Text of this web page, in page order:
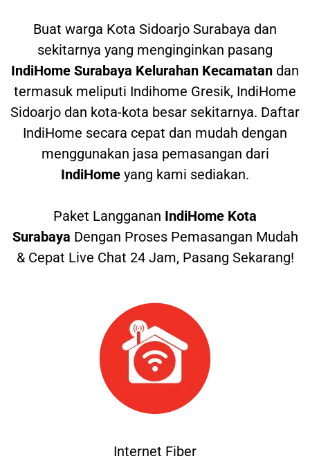
Buat warga Kota Sidoarjo Surabaya dan
sekitarnya yang menginginkan pasang
IndiHome Surabaya Kelurahan Kecamatan dan
termasuk meliputi Indihome Gresik, IndiHome
Sidoarjo dan kota-kota besar sekitarnya. Daftar
IndiHome secara cepat dan mudah dengan
menggunakan jasa pemasangan dari
IndiHome yang kami sediakan.
Paket Langganan IndiHome Kota
Surabaya Dengan Proses Pemasangan Mudah
& Cepat Live Chat 24 Jam, Pasang Sekarang!
Internet Fiber